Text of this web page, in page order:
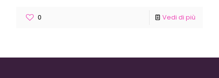
0 Vedi di più